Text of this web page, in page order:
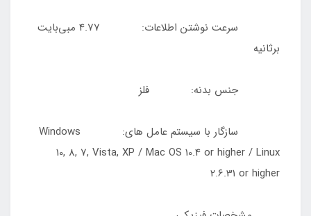
سرعت نوشتن اطلاعات: 4.77 مبی‌بایت
برثانیه
جنس بدنه: فلز
سازگار با سیستم عامل های: Windows
10, 8, 7, Vista, XP / Mac OS 10.4 or higher / Linux
2.6.31 or higher